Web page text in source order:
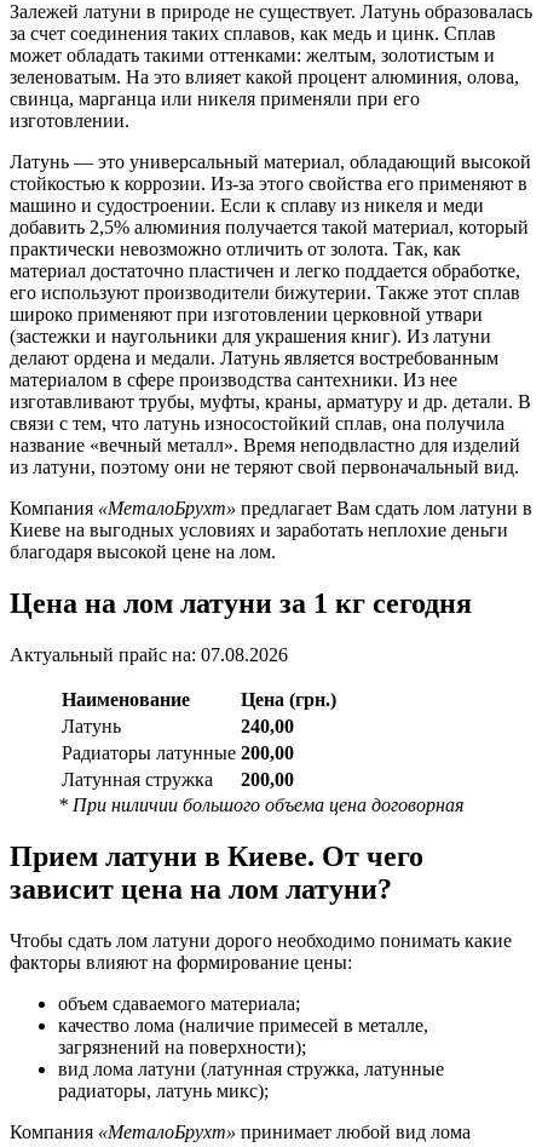
Залежей латуни в природе не существует. Латунь образовалась
за счет соединения таких сплавов, как медь и цинк. Сплав
может обладать такими оттенками: желтым, золотистым и
зеленоватым. На это влияет какой процент алюминия, олова,
свинца, марганца или никеля применяли при его
изготовлении.
Латунь — это универсальный материал, обладающий высокой
стойкостью к коррозии. Из-за этого свойства его применяют в
машино и судостроении. Если к сплаву из никеля и меди
добавить 2,5% алюминия получается такой материал, который
практически невозможно отличить от золота. Так, как
материал достаточно пластичен и легко поддается обработке,
его используют производители бижутерии. Также этот сплав
широко применяют при изготовлении церковной утвари
(застежки и наугольники для украшения книг). Из латуни
делают ордена и медали. Латунь является востребованным
материалом в сфере производства сантехники. Из нее
изготавливают трубы, муфты, краны, арматуру и др. детали. В
связи с тем, что латунь износостойкий сплав, она получила
название «вечный металл». Время неподвластно для изделий
из латуни, поэтому они не теряют свой первоначальный вид.
Компания «МеталоБрухт» предлагает Вам сдать лом латуни в
Киеве на выгодных условиях и заработать неплохие деньги
благодаря высокой цене на лом.
Цена на лом латуни за 1 кг сегодня
Актуальный прайс на: 07.08.2026
Наименование
Цена (грн.)
Латунь
240,00
Радиаторы латунные 200,00
Латунная стружка
200,00
* При ниличии большого объема цена договорная
Прием латуни в Киеве. От чего
зависит цена на лом латуни?
Чтобы сдать лом латуни дорого необходимо понимать какие
факторы влияют на формирование цены:
объем сдаваемого материала;
качество лома (наличие примесей в металле,
загрязнений на поверхности);
вид лома латуни (латунная стружка, латунные
радиаторы, латунь микс);
Компания «МеталоБрухт» принимает любой вид лома